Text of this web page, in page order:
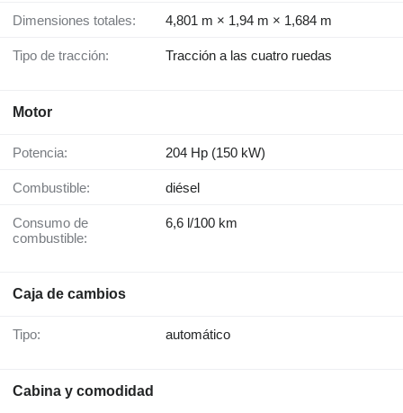
Dimensiones totales: 4,801 m × 1,94 m × 1,684 m
Tipo de tracción: Tracción a las cuatro ruedas
Motor
Potencia: 204 Hp (150 kW)
Combustible: diésel
Consumo de
combustible:
6,6 l/100 km
Caja de cambios
Tipo: automático
Cabina y comodidad